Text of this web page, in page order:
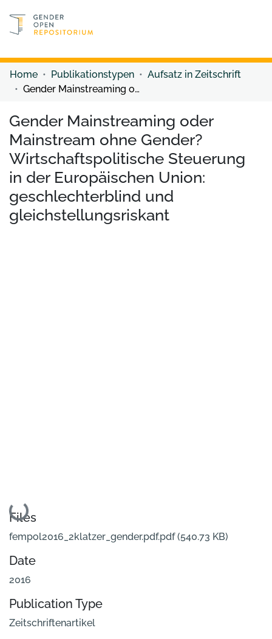
Discover content
Home Publikationstypen
Aufsatz in Zeitschrift
Gender Mainstreaming oder Mainstream ohne Gender? Wirtschaftspolitische Steuerung in der Europäischen Union: geschlechterblind und gleichstellungsriskant
Gender Mainstreaming oder
Mainstream ohne Gender?
Wirtschaftspolitische Steuerung
in der Europäischen Union:
geschlechterblind und
gleichstellungsriskant
Loading...
Files
fempol2016_2klatzer_gender.pdf.pdf(540.73 KB)
Date
2016
Publication Type
Zeitschriftenartikel